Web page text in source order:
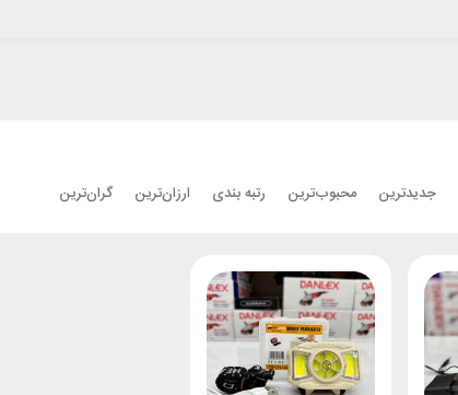
جدیدترین محبوب‌ترین رتبه بندی ارزان‌ترین گران‌ترین